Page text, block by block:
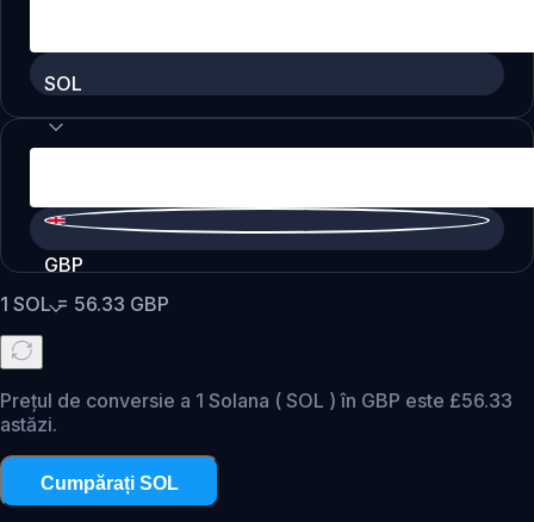
SOL
GBP
1 SOL= 56.33 GBP
Prețul de conversie a 1 Solana ( SOL ) în GBP este £56.33
astăzi.
Cumpărați SOL